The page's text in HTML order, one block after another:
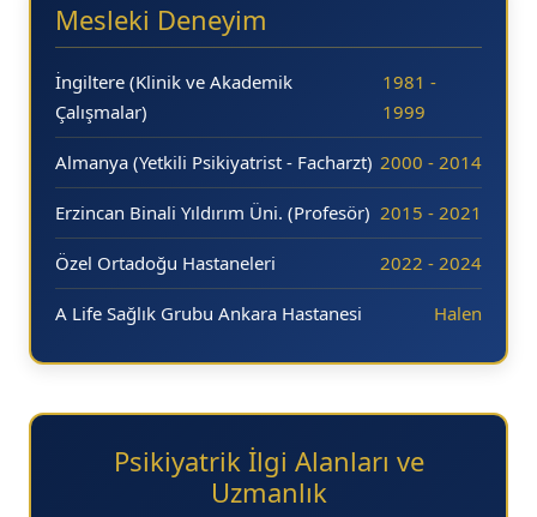
Mesleki Deneyim
İngiltere (Klinik ve Akademik
Çalışmalar)
1981 -
1999
Almanya (Yetkili Psikiyatrist - Facharzt) 2000 - 2014
Erzincan Binali Yıldırım Üni. (Profesör) 2015 - 2021
Özel Ortadoğu Hastaneleri 2022 - 2024
A Life Sağlık Grubu Ankara Hastanesi Halen
Psikiyatrik İlgi Alanları ve
Uzmanlık